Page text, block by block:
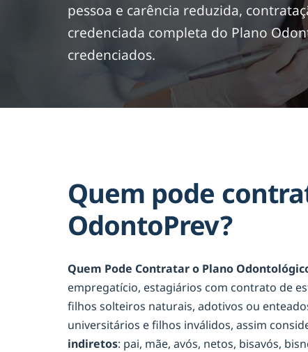
pessoa e carência reduzida,
credenciada completa do Plano
credenciados.
Quem pode
OdontoPrev?
Quem Pode Contratar o Plano
empregatício, estagiários com contrato de
filhos solteiros naturais, adotivos ou
universitários e filhos inválidos, assim
indiretos: pai, mãe, avós, netos, bisavós,